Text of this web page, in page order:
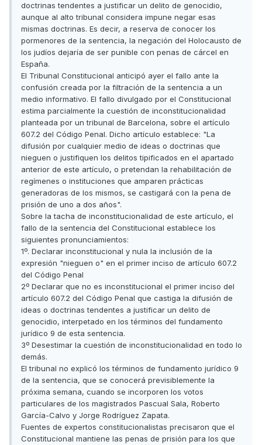
doctrinas tendentes a justificar un delito de genocidio,
aunque al alto tribunal considera impune negar esas
mismas doctrinas. Es decir, a reserva de conocer los
pormenores de la sentencia, la negación del Holocausto de
los judíos dejaría de ser punible con penas de cárcel en
España.
El Tribunal Constitucional anticipó ayer el fallo ante la
confusión creada por la filtración de la sentencia a un
medio informativo. El fallo divulgado por el Constitucional
estima parcialmente la cuestión de inconstitucionalidad
planteada por un tribunal de Barcelona, sobre el artículo
607.2 del Código Penal. Dicho artículo establece: "La
difusión por cualquier medio de ideas o doctrinas que
nieguen o justifiquen los delitos tipificados en el apartado
anterior de este artículo, o pretendan la rehabilitación de
regímenes o instituciones que amparen prácticas
generadoras de los mismos, se castigará con la pena de
prisión de uno a dos años".
Sobre la tacha de inconstitucionalidad de este artículo, el
fallo de la sentencia del Constitucional establece los
siguientes pronunciamientos:
1º. Declarar inconstitucional y nula la inclusión de la
expresión "nieguen o" en el primer inciso de artículo 607.2
del Código Penal
2º Declarar que no es inconstitucional el primer inciso del
artículo 607.2 del Código Penal que castiga la difusión de
ideas o doctrinas tendentes a justificar un delito de
genocidio, interpetado en los términos del fundamento
jurídico 9 de esta sentencia.
3º Desestimar la cuestión de inconstitucionalidad en todo lo
demás.
El tribunal no explicó los términos de fundamento jurídico 9
de la sentencia, que se conocerá previsiblemente la
próxima semana, cuando se incorporen los votos
particulares de los magistrados Pascual Sala, Roberto
García-Calvo y Jorge Rodríguez Zapata.
Fuentes de expertos constitucionalistas precisaron que el
Constitucional mantiene las penas de prisión para los que